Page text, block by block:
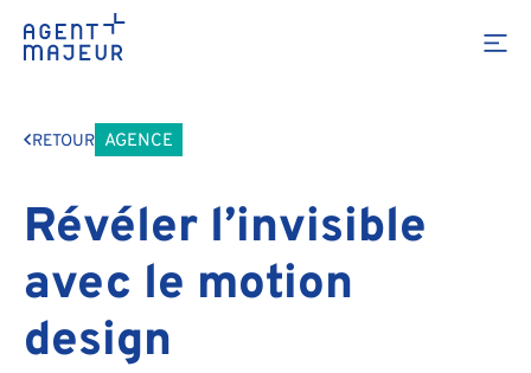
RETOUR AGENCE
Révéler l’invisible
avec le motion
design